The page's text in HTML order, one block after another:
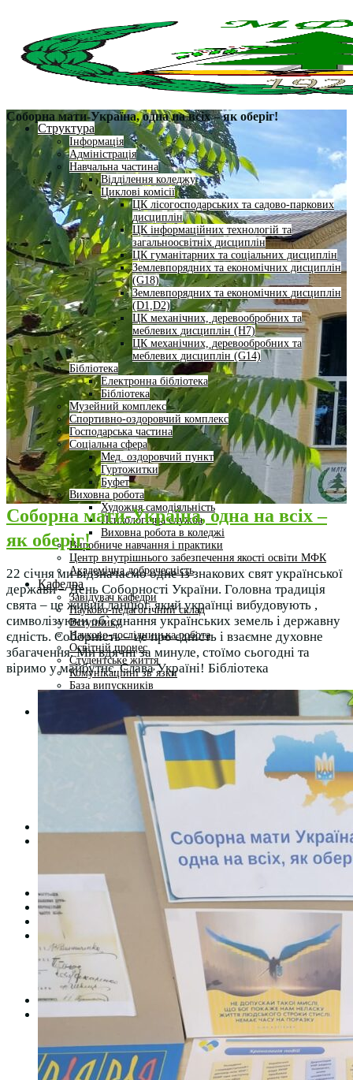
Структура
Інформація
Адміністрація
Навчальна частина
Відділення коледжу
Циклові комісії
ЦК лісогосподарських та садово-паркових
дисциплін
ЦК інформаційних технологій та
загальноосвітніх дисциплін
ЦК гуманітарних та соціальних дисциплін
Землевпорядних та економічних дисциплін
(G18)
Землевпорядних та економічних дисциплін
(D1,D2)
ЦК механічних, деревообробних та
меблевих дисциплін (H7)
ЦК механічних, деревообробних та
меблевих дисциплін (G14)
Бібліотека
Електронна бібліотека
Бібліотека
Музейний комплекс
Спортивно-оздоровчий комплекс
Господарська частина
Соціальна сфера
Мед. оздоровчий пункт
Гуртожитки
Буфет
Виховна робота
Художня самодіяльність
Психологічна служба
Виховна робота в коледжі
Виробниче навчання і практики
Центр внутрішнього забезпечення якості освіти МФК
Академічна доброчесність
Кафедра
Завідувач кафедри
Науково-педагогічний склад
Вступнику
Науково-дослідницька робота
Освітній процес
Студентське життя
Комунікаційні зв’язки
База випускників
Денна форма навчання
Заочна форма навчання
Студентська рада
Документація. Карантин
Документація. Воєнний стан
Центр кар’єри та працевлаштування
Центр дуальної освіти
Неформальна та інформальна освіта
Міжнародне співробітництво
Міжнародне співробітництво для викладачів
Міжнародне співробітництво для студентів
Угоди та договори
Вісник
Контакти
Публічність
Кваліфікаційний центр МФК
Нормативно-правова база
Форма заяви здобувача
Перелік професій
Професійні стандарти
Майстри сервісних центрів
Про формальну, неформальну та інформальну освіту
Соборна мати-Україна, одна на всіх – як оберіг!
Соборна мати-Україна, одна на всіх –
як оберіг!
22 січня ми відзначаємо одне із знакових свят української
держави – День Соборності України. Головна традиція
свята – це живий ланцюг, який українці вибудовують ,
символізуючи об`єднання українських земель і державну
єдність. Соборність – це про єдність і взаємне духовне
збагачення. Ми вдячні за минуле, стоїмо сьогодні та
віримо у майбутнє. Слава Україні! Бібліотека